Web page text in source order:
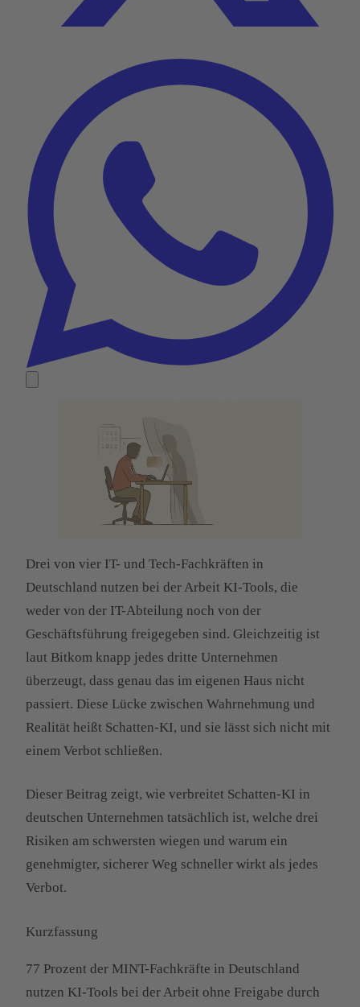
Drei von vier IT- und Tech-Fachkräften in
Deutschland nutzen bei der Arbeit KI-Tools, die
weder von der IT-Abteilung noch von der
Geschäftsführung freigegeben sind. Gleichzeitig ist
laut Bitkom knapp jedes dritte Unternehmen
überzeugt, dass genau das im eigenen Haus nicht
passiert. Diese Lücke zwischen Wahrnehmung und
Realität heißt Schatten-KI, und sie lässt sich nicht mit
einem Verbot schließen.
Dieser Beitrag zeigt, wie verbreitet Schatten-KI in
deutschen Unternehmen tatsächlich ist, welche drei
Risiken am schwersten wiegen und warum ein
genehmigter, sicherer Weg schneller wirkt als jedes
Verbot.
Kurzfassung
77 Prozent der MINT-Fachkräfte in Deutschland
nutzen KI-Tools bei der Arbeit ohne Freigabe durch